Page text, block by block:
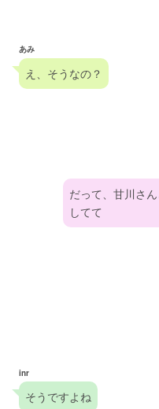
あみ
え、そうなの？
だって、甘川さ
してて
inr
そうですよね